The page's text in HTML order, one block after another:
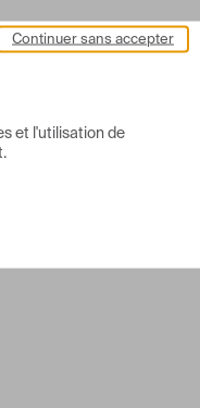
et l'utilisation de
Continuer sans accepter